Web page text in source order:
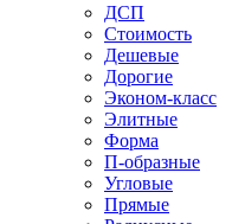
ДСП
Стоимость
Дешевые
Дорогие
Эконом-класс
Элитные
Форма
П-образные
Угловые
Прямые